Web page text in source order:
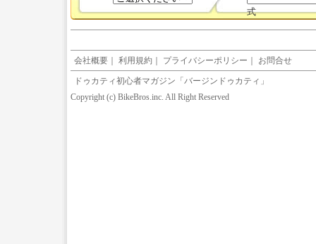
式
会社概要 ｜ 利用規約 ｜ プライバシーポリシー ｜ お問合せ
ドゥカティ初心者マガジン「バージンドゥカティ」
Copyright (c) BikeBros.inc. All Right Reserved